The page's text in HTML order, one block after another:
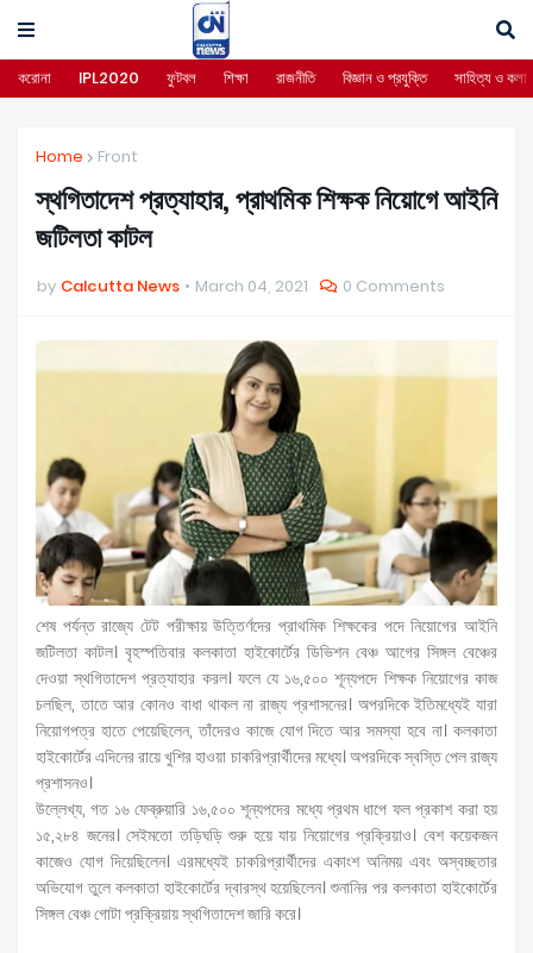
করোনা IPL2020 ফুটবল শিক্ষা রাজনীতি বিজ্ঞান ও প্রযুক্তি সাহিত্য ও কলা
Home Front
স্থগিতাদেশ প্রত্যাহার, প্রাথমিক শিক্ষক নিয়োগে আইনি
জটিলতা কাটল
by Calcutta News March 04, 2021 0 Comments
শেষ পর্যন্ত রাজ্যে টেট পরীক্ষায় উত্তির্ণদের প্রাথমিক শিক্ষকের পদে নিয়োগের আইনি
জটিলতা কাটল। বৃহস্পতিবার কলকাতা হাইকোর্টের ডিভিশন বেঞ্চ আগের সিঙ্গল বেঞ্চের
দেওয়া স্থগিতাদেশ প্রত্যাহার করল। ফলে যে ১৬,৫০০ শূন্যপদে শিক্ষক নিয়োগের কাজ
চলছিল, তাতে আর কোনও বাধা থাকল না রাজ্য প্রশাসনের। অপরদিকে ইতিমধ্যেই যারা
নিয়োগপত্র হাতে পেয়েছিলেন, তাঁদেরও কাজে যোগ দিতে আর সমস্যা হবে না। কলকাতা
হাইকোর্টের এদিনের রায়ে খুশির হাওয়া চাকরিপ্রার্থীদের মধ্যে। অপরদিকে স্বস্তি পেল রাজ্য
প্রশাসনও।
উল্লেখ্য, গত ১৬ ফেব্রুয়ারি ১৬,৫০০ শূন্যপদের মধ্যে প্রথম ধাপে ফল প্রকাশ করা হয়
১৫,২৮৪ জনের। সেইমতো তড়িঘড়ি শুরু হয়ে যায় নিয়োগের প্রক্রিয়াও। বেশ কয়েকজন
কাজেও যোগ দিয়েছিলেন। এরমধ্যেই চাকরিপ্রার্থীদের একাংশ অনিময় এবং অস্বচ্ছতার
অভিযোগ তুলে কলকাতা হাইকোর্টের দ্বারস্থ হয়েছিলেন। শুনানির পর কলকাতা হাইকোর্টের
সিঙ্গল বেঞ্চ গোটা প্রক্রিয়ায় স্থগিতাদেশ জারি করে।